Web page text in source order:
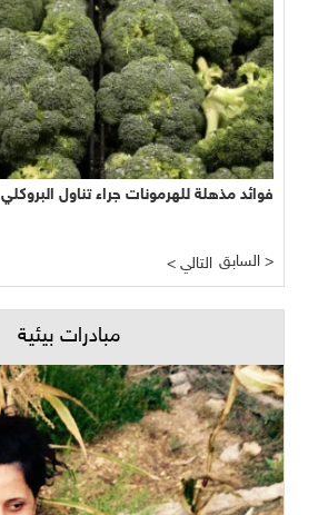
فوائد مذهلة للهرمونات جراء تناول البروكلي
< التالي السابق >
مبادرات بيئية